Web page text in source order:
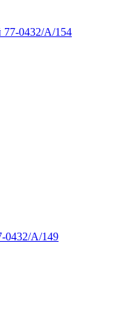
77-0432/А/154
0432/А/149